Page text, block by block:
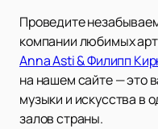
Проведите
компании любимых
Anna Asti & Филипп
на нашем сайте — это
музыки и искусства в
залов страны.